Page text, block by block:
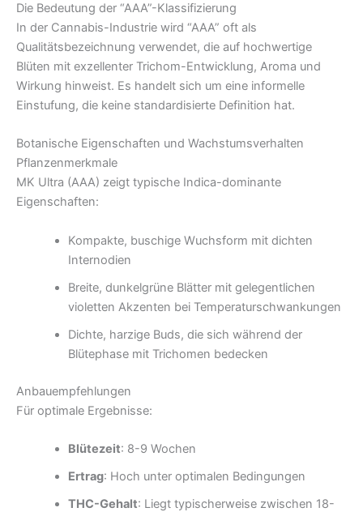
Die Bedeutung der “AAA”-Klassifizierung
In der Cannabis-Industrie wird “AAA” oft als
Qualitätsbezeichnung verwendet, die auf hochwertige
Blüten mit exzellenter Trichom-Entwicklung, Aroma und
Wirkung hinweist. Es handelt sich um eine informelle
Einstufung, die keine standardisierte Definition hat.
Botanische Eigenschaften und Wachstumsverhalten
Pflanzenmerkmale
MK Ultra (AAA) zeigt typische Indica-dominante
Eigenschaften:
Kompakte, buschige Wuchsform mit dichten
Internodien
Breite, dunkelgrüne Blätter mit gelegentlichen
violetten Akzenten bei Temperaturschwankungen
Dichte, harzige Buds, die sich während der
Blütephase mit Trichomen bedecken
Anbauempfehlungen
Für optimale Ergebnisse:
Blütezeit: 8-9 Wochen
Ertrag: Hoch unter optimalen Bedingungen
THC-Gehalt: Liegt typischerweise zwischen 18-